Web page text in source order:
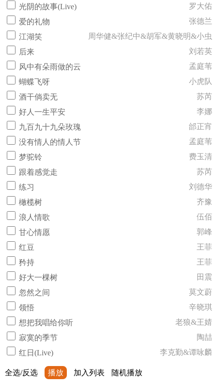
光阴的故事(Live)
罗大佑
爱的礼物
张德兰
江湖笑
周华健&张纪中&胡军&黄晓明&小虫
后来
刘若英
风中有朵雨做的云
孟庭苇
蝴蝶飞呀
小虎队
酒干倘卖无
苏芮
好人一生平安
李娜
九百九十九朵玫瑰
邰正宵
没有情人的情人节
孟庭苇
梦驼铃
费玉清
跟着感觉走
苏芮
练习
刘德华
橄榄树
齐豫
浪人情歌
伍佰
甘心情愿
郭峰
红豆
王菲
矜持
王菲
好大一棵树
田震
忽然之间
莫文蔚
领悟
辛晓琪
想把我唱给你听
老狼&王婧
寂寞的季节
陶喆
红日(Live)
李克勤&谭咏麟
全选/反选 播放 加入列表 随机播放